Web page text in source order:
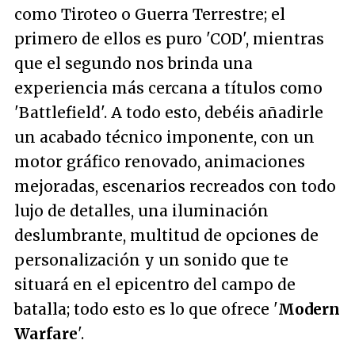
como Tiroteo o Guerra Terrestre; el
primero de ellos es puro 'COD', mientras
que el segundo nos brinda una
experiencia más cercana a títulos como
'Battlefield'. A todo esto, debéis añadirle
un acabado técnico imponente, con un
motor gráfico renovado, animaciones
mejoradas, escenarios recreados con todo
lujo de detalles, una iluminación
deslumbrante, multitud de opciones de
personalización y un sonido que te
situará en el epicentro del campo de
batalla; todo esto es lo que ofrece 'Modern
Warfare'.